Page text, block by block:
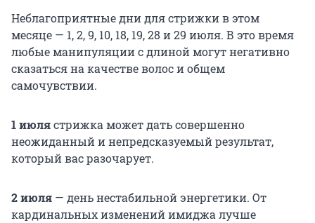
Неблагоприятные дни для стрижки в этом
месяце — 1, 2, 9, 10, 18, 19, 28 и 29 июля. В это время
любые манипуляции с длиной могут негативно
сказаться на качестве волос и общем
самочувствии.
1 июлястрижка может дать совершенно
неожиданный и непредсказуемый результат,
который вас разочарует.
2 июля — день нестабильной энергетики. От
кардинальных изменений имиджа лучше